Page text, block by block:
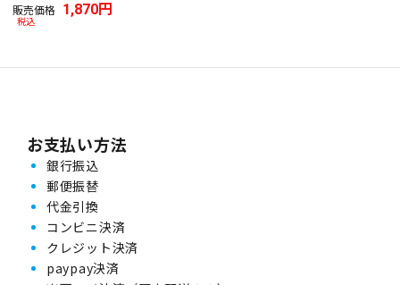
販売価格 1,870
税込
お支払い方法
銀行振込
郵便振替
代金引換
コンビニ決済
クレジット決済
paypay決済